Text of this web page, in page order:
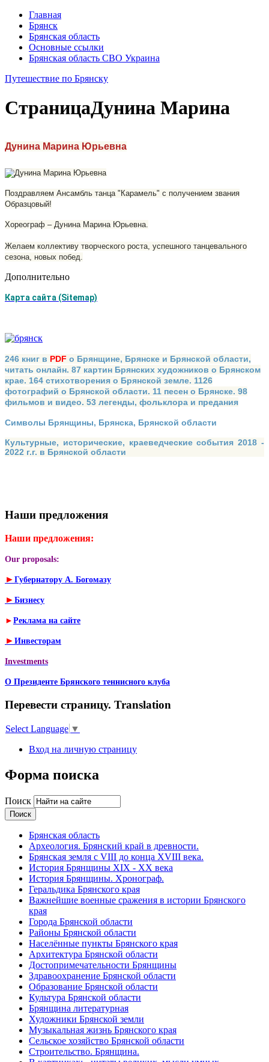
Главная
Брянск
Брянская область
Основные ссылки
Брянская область СВО Украина
Путешествие по Брянску
СтраницаДунина Марина
Дунина Марина Юрьевна
Поздравляем Ансамбль танца "Карамель" с получением звания
Образцовый!
Хореограф – Дунина Марина Юрьевна.
Желаем коллективу творческого роста, успешного танцевального
сезона, новых побед.
Дополнительно
Карта сайта (Sitemap)
246 книг в PDF о Брянщине, Брянске и Брянской области,
читать онлайн. 87 картин Брянских художников о Брянском
крае. 164 стихотворения о Брянской земле. 1126
фотографий о Брянской области. 11 песен о Брянске. 98
фильмов и видео. 53 легенды, фольклора и предания
Символы Брянщины, Брянска, Брянской области
Культурные, исторические, краеведческие события 2018 -
2022 г.г. в Брянской области
Наши предложения
Наши предложения:
Our proposals:
► Губернатору А. Богомазу
► Бизнесу
► Реклама на сайте
► Инвесторам
Investments
О Президенте Брянского теннисного клуба
Перевести страницу. Translation
Select Language ▼
Вход на личную страницу
Форма поиска
Поиск
Брянская область
Археология. Брянский край в древности.
Брянская земля с VIII до конца XVIII века.
История Брянщины XIX - XX века
История Брянщины. Хронограф.
Геральдика Брянского края
Важнейшие военные сражения в истории Брянского
края
Города Брянской области
Районы Брянской области
Населённые пункты Брянского края
Архитектура Брянской области
Достопримечательности Брянщины
Здравоохранение Брянской области
Образование Брянской области
Культура Брянской области
Брянщина литературная
Художники Брянской земли
Музыкальная жизнь Брянского края
Сельское хозяйство Брянской области
Строительство. Брянщина.